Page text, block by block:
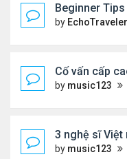
Beginner
by EchoTraveler
Cố vấn cấp
by music123
3 nghệ sĩ Việt
by music123